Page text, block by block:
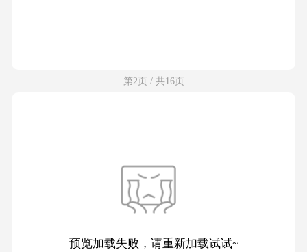
第2页 / 共16页
预览加载失败，请重新加载试试~